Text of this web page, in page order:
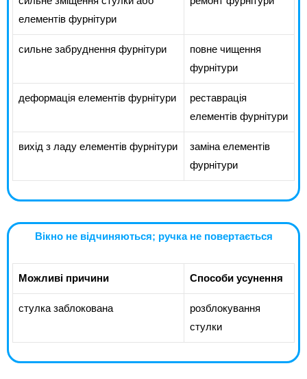
елементів фурнітури
сильне забруднення фурнітури
повне чищення
фурнітури
деформація елементів фурнітури
реставрація
елементів фурнітури
вихід з ладу елементів фурнітури
заміна елементів
фурнітури
Вікно не відчиняються; ручка не повертається
Можливі причини Способи усунення
стулка заблокована
розблокування
стулки